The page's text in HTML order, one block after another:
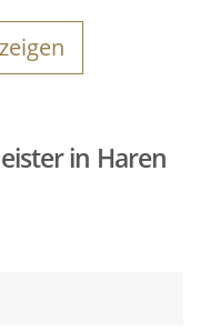
in Haren